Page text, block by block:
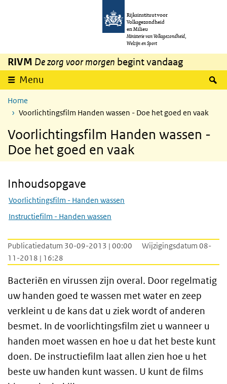
Overslaan en naar de inhoud gaan
Rijksinstituut voor
Volksgezondheid
en Milieu
Ministerie van Volksgezondheid,
Welzijn en Sport
RIVM De zorg voor morgen begint vandaag
Menu
Home
Voorlichtingsfilm Handen wassen - Doe het goed en vaak
Voorlichtingsfilm Handen wassen -
Doe het goed en vaak
Skip Inhoudsopgave
Inhoudsopgave
Voorlichtingsfilm - Handen wassen
Instructiefilm - Handen wassen
Publicatiedatum 30-09-2013 | 00:00
Wijzigingsdatum 08-
11-2018 | 16:28
Bacteriën en virussen zijn overal. Door regelmatig
uw handen goed te wassen met water en zeep
verkleint u de kans dat u ziek wordt of anderen
besmet. In de voorlichtingsfilm ziet u wanneer u
handen moet wassen en hoe u dat het beste kunt
doen. De instructiefilm laat allen zien hoe u het
beste uw handen kunt wassen. U kunt de films